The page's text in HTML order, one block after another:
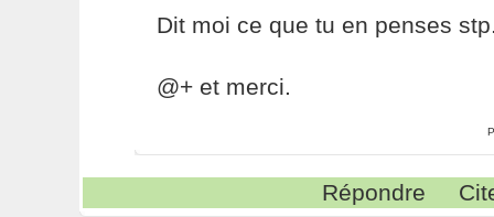
Dit moi ce que tu en penses
@+ et merci.
Répondre